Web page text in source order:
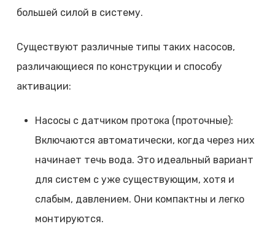
большей силой в систему.
Существуют различные типы таких насосов,
различающиеся по конструкции и способу
активации:
Насосы с датчиком протока (проточные):
Включаются автоматически, когда через них
начинает течь вода. Это идеальный вариант
для систем с уже существующим, хотя и
слабым, давлением. Они компактны и легко
монтируются.